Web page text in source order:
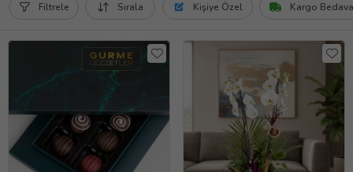
Filtrele Sırala Kişiye Özel Kargo Bedava